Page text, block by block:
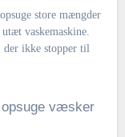
store mængder
vaskemaskine.
der ikke stopper til
væsker